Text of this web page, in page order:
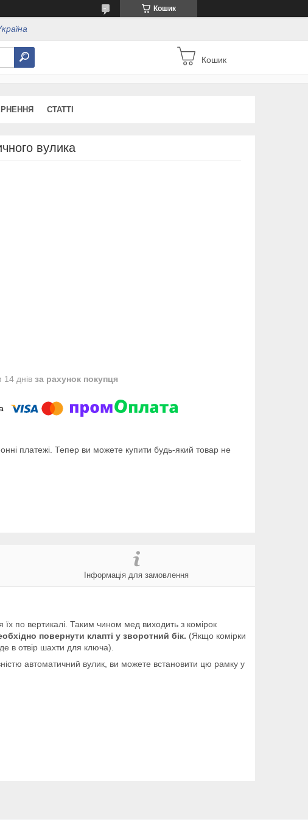
Кошик
Кошик
СТАТТІ
вулика
14 днів за рахунок покупця
платежі. Тепер ви можете купити будь-який товар не
Інформація для замовлення
по вертикалі. Таким чином мед виходить з комірок
повернути клапті у зворотний бік. (Якщо комірки
в отвір шахти для ключа).
автоматичний вулик, ви можете встановити цю рамку у